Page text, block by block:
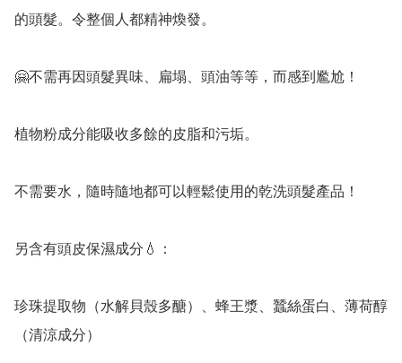
的頭髮。令整個人都精神煥發。
🤗不需再因頭髮異味、扁塌、頭油等等，而感到尷尬！
植物粉成分能吸收多餘的皮脂和污垢。
不需要水，隨時隨地都可以輕鬆使用的乾洗頭髮產品！
另含有頭皮保濕成分💧：
珍珠提取物（水解貝殼多醣）、蜂王漿、蠶絲蛋白、薄荷醇
（清涼成分）